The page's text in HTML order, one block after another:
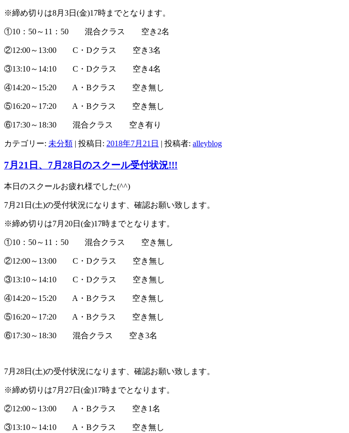
※締め切りは8月3日(金)17時までとなります。
①10：50～11：50 混合クラス 空き2名
②12:00～13:00 C・Dクラス 空き3名
③13:10～14:10 C・Dクラス 空き4名
④14:20～15:20 A・Bクラス 空き無し
⑤16:20～17:20 A・Bクラス 空き無し
⑥17:30～18:30 混合クラス 空き有り
カテゴリー: 未分類 | 投稿日: 2018年7月21日 | 投稿者: alleyblog
7月21日、7月28日のスクール受付状況!!!
本日のスクールお疲れ様でした(^^)
7月21日(土)の受付状況になります、確認お願い致します。
※締め切りは7月20日(金)17時までとなります。
①10：50～11：50 混合クラス 空き無し
②12:00～13:00 C・Dクラス 空き無し
③13:10～14:10 C・Dクラス 空き無し
④14:20～15:20 A・Bクラス 空き無し
⑤16:20～17:20 A・Bクラス 空き無し
⑥17:30～18:30 混合クラス 空き3名
7月28日(土)の受付状況になります、確認お願い致します。
※締め切りは7月27日(金)17時までとなります。
②12:00～13:00 A・Bクラス 空き1名
③13:10～14:10 A・Bクラス 空き無し